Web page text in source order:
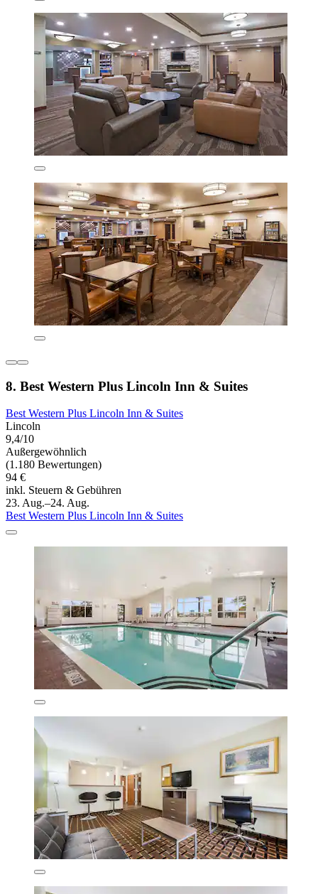
8. Best Western Plus Lincoln Inn & Suites
Best Western Plus Lincoln Inn & Suites
Lincoln
9,4/10
Außergewöhnlich
(1.180 Bewertungen)
94 €
inkl. Steuern & Gebühren
23. Aug.–24. Aug.
Best Western Plus Lincoln Inn & Suites